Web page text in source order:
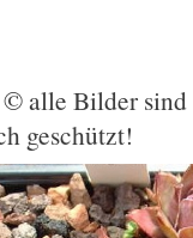
alle Bilder sind
geschützt!